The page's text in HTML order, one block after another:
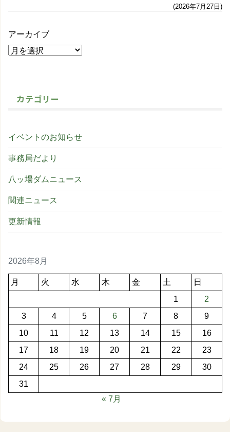
2026年7月27日
アーカイブ
カテゴリー
イベントのお知らせ
事務局だより
八ッ場ダムニュース
関連ニュース
更新情報
2026年8月
月 火 水 木 金 土
日
1
2
3
4 5 6 7 8
9
10
11 12 13 14 15
16
17
18 19 20 21 22
23
24
25 26 27 28 29
30
31
« 7月